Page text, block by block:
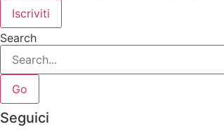
Iscriviti
Search
Go
Seguici